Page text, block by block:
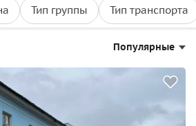
Тип группы Тип транспорта
Популярные